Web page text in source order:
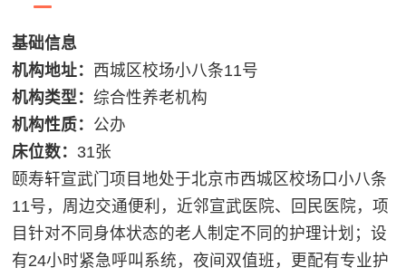
基础信息
机构地址： 西城区校场小八条11号
机构类型：综合性养老机构
机构性质： 公办
床位数： 31张
颐寿轩宣武门项目地处于北京市西城区校场口小八条
11号，周边交通便利，近邻宣武医院、回民医院，项
目针对不同身体状态的老人制定不同的护理计划；设
有24小时紧急呼叫系统，夜间双值班，更配有专业护